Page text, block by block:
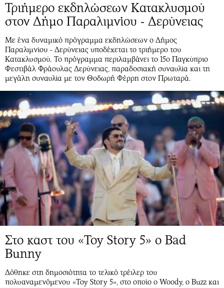
Τριήμερο εκδηλώσεων Κατακλυσμού
στον Δήμο Παραλιμνίου - Δερύνειας
Με ένα δυναμικό πρόγραμμα εκδηλώσεων ο Δήμος
Παραλιμνίου - Δερύνειας υποδέχεται το τριήμερο του
Κατακλυσμού. Το πρόγραμμα περιλαμβάνει το 15ο Παγκύπριο
Φεστιβάλ Φράουλας Δερύνειας, παραδοσιακή συναυλία και τη
μεγάλη συναυλία με τον Θοδωρή Φέρρη στον Πρωταρά.
Στο καστ του «Toy Story 5» ο Bad
Bunny
Δόθηκε στη δημοσιότητα το τελικό τρέιλερ του
πολυαναμενόμενου «Toy Story 5», στο οποίο ο Woody, ο Buzz και